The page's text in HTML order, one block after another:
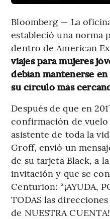
Bloomberg — La
estableció una norma
dentro de American
viajes para mujeres
debían mantenerse
su círculo más
Después de que en
confirmación de vuelo
asistente de toda la
Groff, envió un
de su tarjeta Black, a
invitación y que se
Centurion: “¡AYUDA,
TODAS las
de NUESTRA